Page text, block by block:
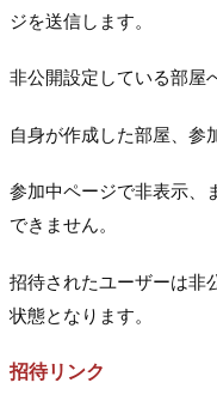
ジを送信します。
非公開設定している部屋
自身が作成した部屋、参
参加中ページで非表示、
できません。
招待されたユーザーは非
状態となります。
招待リンク